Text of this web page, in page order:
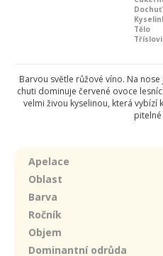
Dochuť
Tělo
Barvou světle růžové víno. Na
chuti dominuje červené ovoce
velmi živou kyselinou, která vybízí
Apelace
Oblast
Barva
Ročník
Objem
Dominantní odrůda